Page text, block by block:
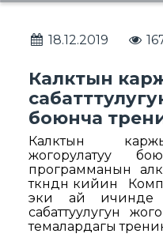
18.12.2019
Калктын
боюнча
Калктын
жогорулатуу
программанын
ѳткѳндѳн кийин
эки ай ичинде
сабаттуулугун
темалардагы